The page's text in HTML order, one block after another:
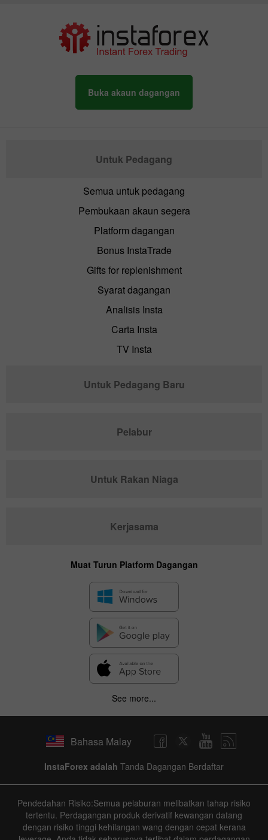
Buka akaun dagangan
Untuk Pedagang
Semua untuk pedagang
Pembukaan akaun segera
Platform dagangan
Bonus InstaTrade
Gifts for replenishment
Syarat dagangan
Analisis Insta
Carta Insta
TV Insta
Untuk Pedagang Baru
Pelabur
Untuk Rakan Niaga
Kerjasama
Muat Turun Platform Dagangan
See more...
Bahasa Malay
InstaForex adalah Tanda Dagangan Berdaftar
Pendedahan Risiko:Semua pelaburan melibatkan tahap risiko
tertentu. Perdagangan produk derivatif kewangan datang
dengan risiko tinggi kehilangan wang dengan cepat kerana